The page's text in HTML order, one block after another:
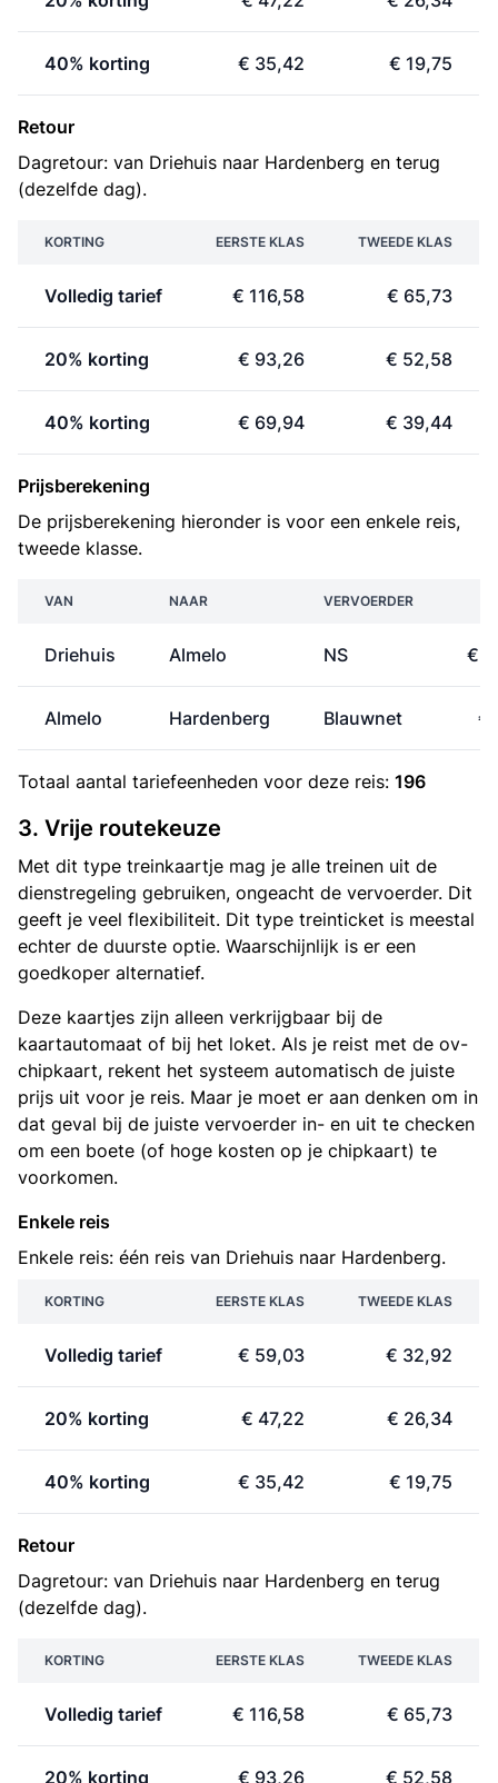
40% korting € 35,42 € 19,75
Retour
Dagretour: van Driehuis naar Hardenberg en terug
(dezelfde dag).
KORTING EERSTE KLAS TWEEDE KLAS
Volledig tarief € 116,58 € 65,73
20% korting € 93,26 € 52,58
40% korting € 69,94 € 39,44
Prijsberekening
De prijsberekening hieronder is voor een enkele reis,
tweede klasse.
VAN NAAR VERVOERDER
Driehuis Almelo NS €
Almelo Hardenberg Blauwnet €
Totaal aantal tariefeenheden voor deze reis: 196
3. Vrije routekeuze
Met dit type treinkaartje mag je alle treinen uit de
dienstregeling gebruiken, ongeacht de vervoerder. Dit
geeft je veel flexibiliteit. Dit type treinticket is meestal
echter de duurste optie. Waarschijnlijk is er een
goedkoper alternatief.
Deze kaartjes zijn alleen verkrijgbaar bij de
kaartautomaat of bij het loket. Als je reist met de ov-
chipkaart, rekent het systeem automatisch de juiste
prijs uit voor je reis. Maar je moet er aan denken om in
dat geval bij de juiste vervoerder in- en uit te checken
om een boete (of hoge kosten op je chipkaart) te
voorkomen.
Enkele reis
Enkele reis: één reis van Driehuis naar Hardenberg.
KORTING EERSTE KLAS TWEEDE KLAS
Volledig tarief € 59,03 € 32,92
20% korting € 47,22 € 26,34
40% korting € 35,42 € 19,75
Retour
Dagretour: van Driehuis naar Hardenberg en terug
(dezelfde dag).
KORTING EERSTE KLAS TWEEDE KLAS
Volledig tarief € 116,58 € 65,73
20% korting € 93,26 € 52,58